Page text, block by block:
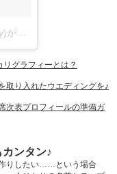
グラフィーとは？
取り入れたウエディングを♪
次表プロフィールの準備ガ
ンタン♪
りしたい……という場合